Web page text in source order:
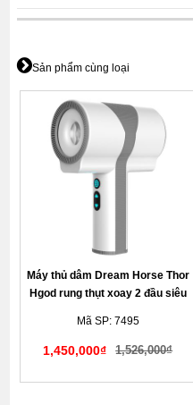
Sản phẩm cùng loại
Máy thủ dâm Dream Horse Thor
Hgod rung thụt xoay 2 đầu siêu
Mã SP: 7495
1,450,000₫ 1,526,000₫